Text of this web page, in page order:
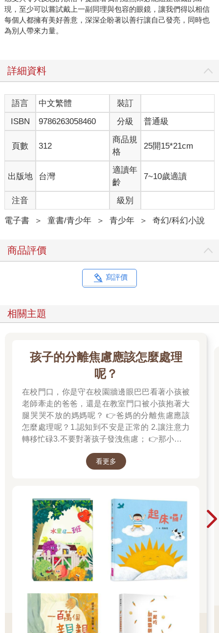
現，至少可以嘗試戴上一副同理與包容的眼鏡，讓我們得以相信
每個人都擁有美好善意，深深企盼著以善行讓自己發亮，同時也
為別人帶來力量。
詳細資料
語言 中文繁體
裝訂
ISBN
9786263058460 分級 普通級
頁數 312
商品規
格
25開15*21cm
出版地 台灣
適讀年
齡
7~10歲適讀
注音 級別
電子書 ＞ 童書/青少年 ＞ 青少年 ＞ 奇幻/科幻小說
商品評價
寫評價
相關主題
孩子的分離焦慮應該怎麼處理
呢？
在校門口，你是守在校園牆邊眼巴巴看著小孩被
老師牽走的爸爸，還是在教室門口被小孩抱著大
腿哭哭不放的媽媽呢？ 👉爸媽的分離焦慮應該
怎麼處理呢？1.認知到不安是正常的 2.讓注意力
轉移忙碌3.不要對著孩子發洩焦慮； 👉那小朋友
也許是熟悉的玩偶增加安全感 2.與孩子分開時請
孩子一起迎接成長的過程！真是太好了！ 🎉金石
堂開學季！爸媽好輕鬆教你一站購足！文具、書
包、書套參展品全面5折起！👉文具滿777送80
元電子禮券 👉全站商品滿1200回饋4%金幣
看更多